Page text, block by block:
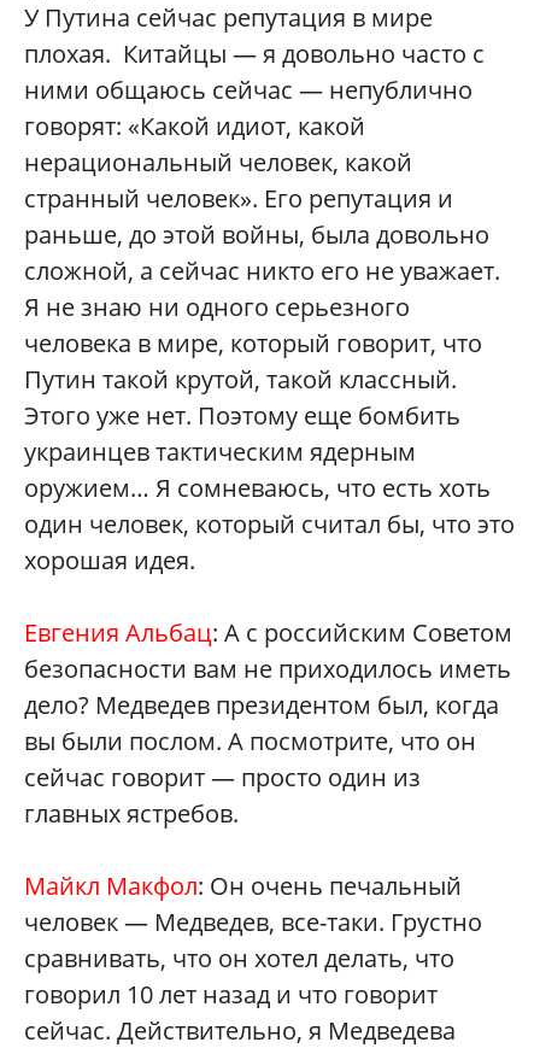
У Путина сейчас репутация в мире
плохая. Китайцы — я довольно часто с
ними общаюсь сейчас — непублично
говорят: «Какой идиот, какой
нерациональный человек, какой
странный человек». Его репутация и
раньше, до этой войны, была довольно
сложной, а сейчас никто его не уважает.
Я не знаю ни одного серьезного
человека в мире, который говорит, что
Путин такой крутой, такой классный.
Этого уже нет. Поэтому еще бомбить
украинцев тактическим ядерным
оружием… Я сомневаюсь, что есть хоть
один человек, который считал бы, что это
хорошая идея.
Евгения Альбац: А с российским Советом
безопасности вам не приходилось иметь
дело? Медведев президентом был, когда
вы были послом. А посмотрите, что он
сейчас говорит — просто один из
главных ястребов.
Майкл Макфол: Он очень печальный
человек — Медведев, все-таки. Грустно
сравнивать, что он хотел делать, что
говорил 10 лет назад и что говорит
сейчас. Действительно, я Медведева